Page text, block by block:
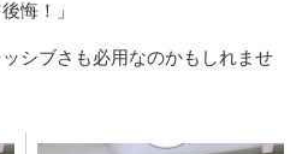
悔！」
シブさも必用なのかもしれませ